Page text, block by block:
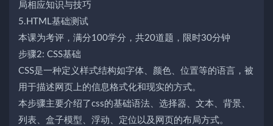
局相应知识与技巧
5.HTML基础测试
本课为考评，满分100学分，共20道题，限时30分钟
步骤2: CSS基础
CSS是一种定义样式结构如字体、颜色、位置等的语言，被
用于描述网页上的信息格式化和现实的方式。
本步骤主要介绍了css的基础语法、选择器、文本、背景、
列表、盒子模型、浮动、定位以及网页的布局方式。